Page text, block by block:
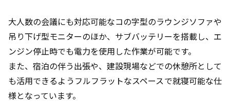
大人数の会議にも対応可能なコの字型のラウンジソファや
吊り下げ型モニターのほか、サブバッテリーを搭載し、エ
ンジン停止時でも電力を使用した作業が可能です。
また、宿泊の伴う出張や、建設現場などでの休憩所として
も活用できるようフルフラットなスペースで就寝可能な仕
様となっています。